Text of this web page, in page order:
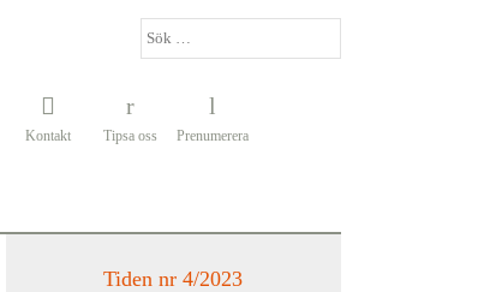
Kontakt Tipsa oss Prenumerera
Tiden nr 4/2023